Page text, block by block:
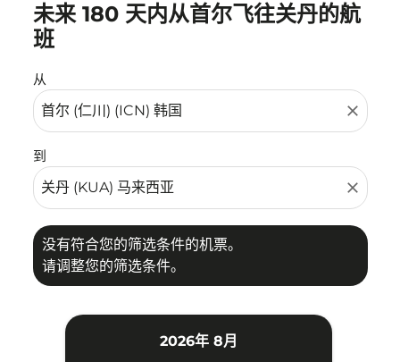
未来 180 天内从首尔飞往关丹的航
班
从
close
到
close
没有符合您的筛选条件的机票。
请调整您的筛选条件。
没有符合您的筛选条件的机票。请调整您的筛选条件。
2026年 8月